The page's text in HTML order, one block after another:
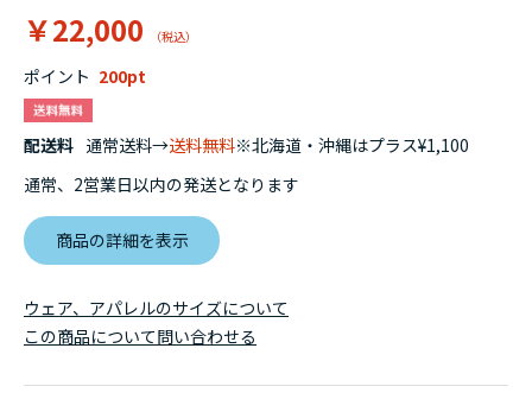
￥22,000
ポイント 200
配送料 通常送料→送料無料※北海道・沖縄はプラス¥1,100
通常、2営業日以内の発送となります
商品の詳細を表示
ウェア、アパレルのサイズについて
この商品について問い合わせる